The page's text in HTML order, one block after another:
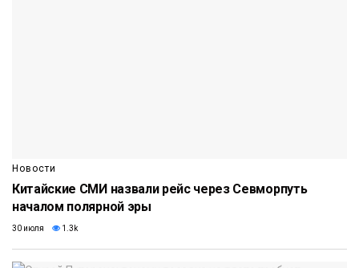
Новости
Китайские СМИ назвали рейс через Севморпуть
началом полярной эры
30 июля 1.3k